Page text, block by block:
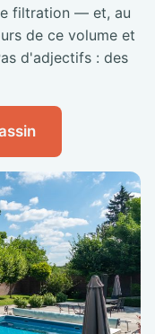
filtration — et, au
de ce volume et
d'adjectifs : des